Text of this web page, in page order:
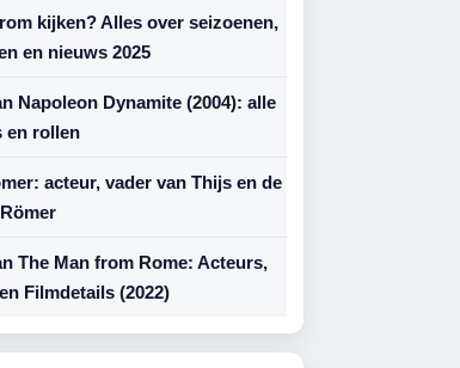
kijken? Alles over seizoenen,
en nieuws 2025
Napoleon Dynamite (2004): alle
en rollen
acteur, vader van Thijs en de
The Man from Rome: Acteurs,
Filmdetails (2022)